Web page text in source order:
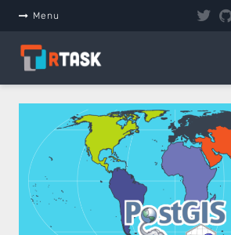
Menu
Panneau de gestion des cookies